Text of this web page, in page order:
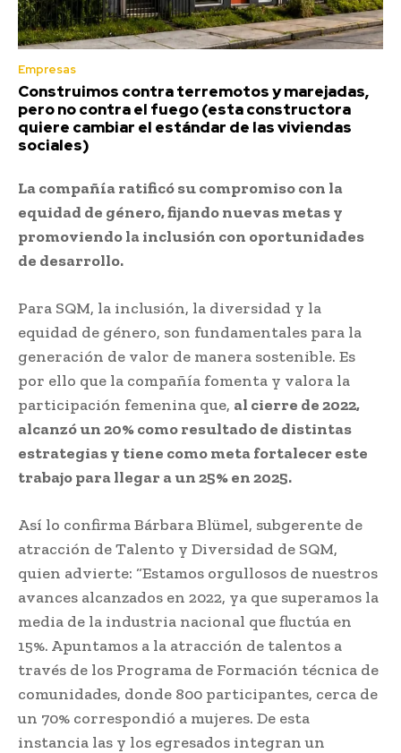
Empresas
Construimos contra terremotos y marejadas,
pero no contra el fuego (esta constructora
quiere cambiar el estándar de las viviendas
sociales)
La compañía ratificó su compromiso con la
equidad de género, fijando nuevas metas y
promoviendo la inclusión con oportunidades
de desarrollo.
Para SQM, la inclusión, la diversidad y la
equidad de género, son fundamentales para la
generación de valor de manera sostenible. Es
por ello que la compañía fomenta y valora la
participación femenina que, al cierre de 2022,
alcanzó un 20% como resultado de distintas
estrategias y tiene como meta fortalecer este
trabajo para llegar a un 25% en 2025.
Así lo confirma Bárbara Blümel, subgerente de
atracción de Talento y Diversidad de SQM,
quien advierte: “Estamos orgullosos de nuestros
avances alcanzados en 2022, ya que superamos la
media de la industria nacional que fluctúa en
15%. Apuntamos a la atracción de talentos a
través de los Programa de Formación técnica de
comunidades, donde 800 participantes, cerca de
un 70% correspondió a mujeres. De esta
instancia las y los egresados integran un